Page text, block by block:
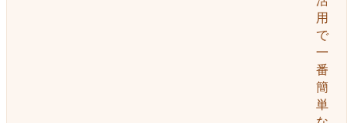
用
で
一
番
簡
単